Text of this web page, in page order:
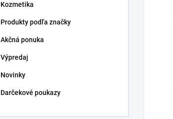
Kozmetika
Produkty podľa značky
Akčná ponuka
Výpredaj
Novinky
Darčekové poukazy